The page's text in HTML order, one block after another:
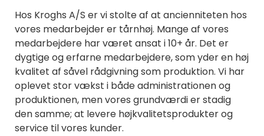
Hos Kroghs A/S er vi stolte af at ancienniteten hos
vores medarbejder er tårnhøj. Mange af vores
medarbejdere har været ansat i 10+ år. Det er
dygtige og erfarne medarbejdere, som yder en høj
kvalitet af såvel rådgivning som produktion. Vi har
oplevet stor vækst i både administrationen og
produktionen, men vores grundværdi er stadig
den samme; at levere højkvalitetsprodukter og
service til vores kunder.